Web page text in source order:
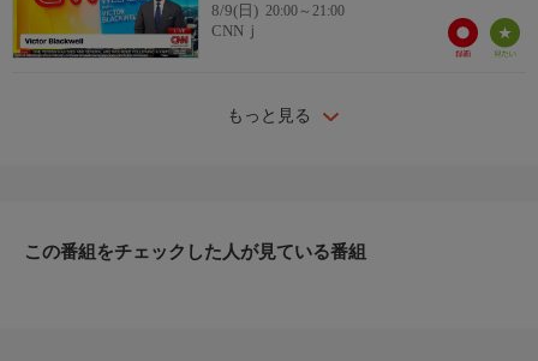
8/9(日) 20:00～21:00
CNNｊ
もっと見る
この番組をチェックした人が見ている番組